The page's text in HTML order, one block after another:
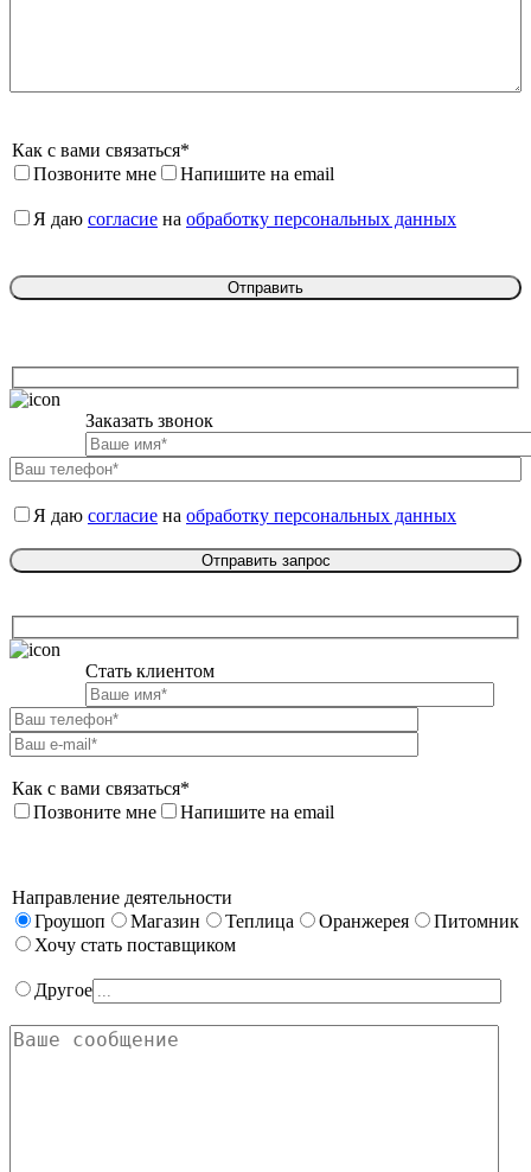
Как с вами связаться*
Позвоните мне
Напишите на email
Я даю согласие на обработку персональных данных
Заказать звонок
Я даю согласие на обработку персональных данных
Стать клиентом
Как с вами связаться*
Позвоните мне
Напишите на email
Направление деятельности
Гроушоп
Магазин Теплица Оранжерея
Питомник
Хочу стать поставщиком
Другое